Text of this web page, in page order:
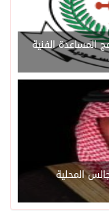
المساعدة الفنية
المحلية